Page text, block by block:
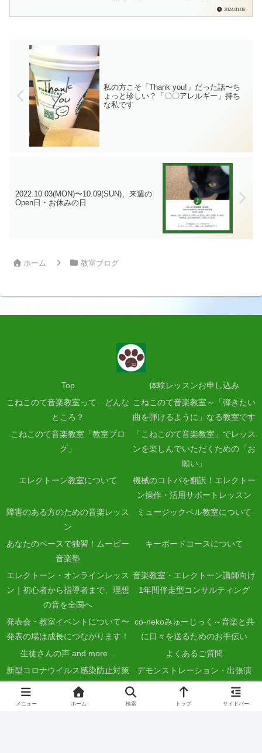
す。全国どこからでも、オンラインで一
2024.01.06
私の方こそ「Thank you!」だった話〜ち
ょっと珍しい？「〇〇アレルギー」持ち
な私です
2022.10.03(MON)〜10.09(SUN)、来週の
Open日・お休みの日
ホーム 教室ブログ
Top
体験レッスンお申し込み
こねこのて音楽教室って…どんな
ところ？
こねこのて音楽教室～「弾きたい
曲を弾けるように」なる教室です
こねこのて音楽教室「教室ブロ
グ」
「こねこのて音楽教室」でレッス
ンを楽しんでいただくための「お
願い」
エレクトーン教室について
機械のコトバを翻訳！エレクトー
ン操作・活用サポートレッスン
障害のある方のための音楽レッス
ン
ミュージックベル教室について
あなたのペースで独習！ムービー
音楽塾
キーボードコースについて
エレクトーン・オンラインレッス
ン｜初心者から指導者まで、理想
の音を全国へ
音楽教室・エレクトーン講師向け
1年間伴走型コンサルティング
発表会・教室イベントについて〜
発表の場は成長につながります！
co-nekoみゅーじっく～音楽と共
に日々を送るためのお手伝い
生徒さんの声 and more…
よくあるご質問
新型コロナウイルス感染防止対策
について
デモンストレーション・出張演
奏・楽器体験・ワークショップに
ついて
メニュー ホーム 検索 トップ サイドバー